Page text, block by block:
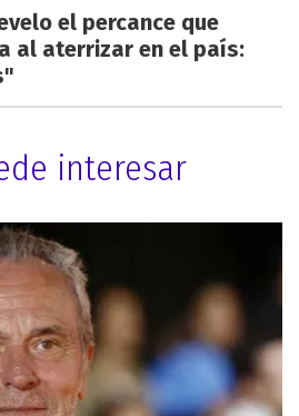
el percance que
al aterrizar en el país:
interesar